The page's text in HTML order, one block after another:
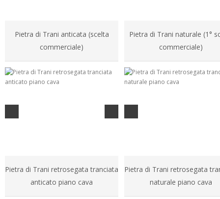
Pietra di Trani anticata (scelta
commerciale)
Pietra di Trani naturale (1°
commerciale)
Pietra di Trani retrosegata tranciata
anticato piano cava
Pietra di Trani retrosegata
naturale piano cava